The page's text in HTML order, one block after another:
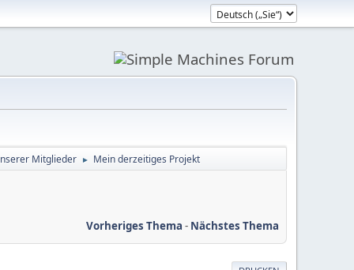
Mitglieder ► Mein derzeitiges Projekt
Vorheriges Thema - Nächstes Thema